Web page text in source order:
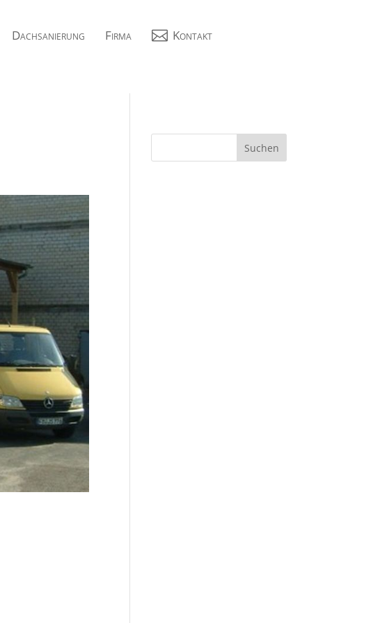
Dachsanierung Firma  Kontakt